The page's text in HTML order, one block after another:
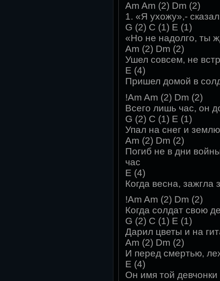
Am Am (2) Dm (2)
1. «Я ухожу»,-
G (2) C (1) E (1)
«Но не надолго, ты
Am (2) Dm (2)
Ушел совсем, не
E (4)
Пришел домой в
!Am Am (2) Dm (2)
Всего лишь час, он
G (2) C (1) E (1)
Упал на снег и
Am (2) Dm (2)
Погиб не в дни
час
E (4)
Когда весна, зажгла
!Am Am (2) Dm (2)
Когда солдат свою
G (2) C (1) E (1)
Дарил цветы и на
Am (2) Dm (2)
И перед смертью,
E (4)
Он имя той